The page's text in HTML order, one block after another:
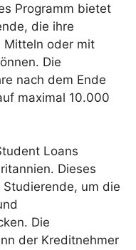
Programm bietet
die ihre
Mitteln oder mit
Die
nach dem Ende
maximal 10.000
Loans
Dieses
um die
Die
der Kreditnehmer